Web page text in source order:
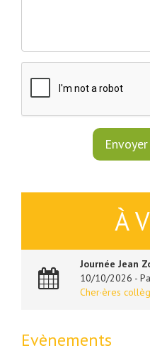
À
Journée Jean
10/10/2026 -
Cher·ères
Evènements